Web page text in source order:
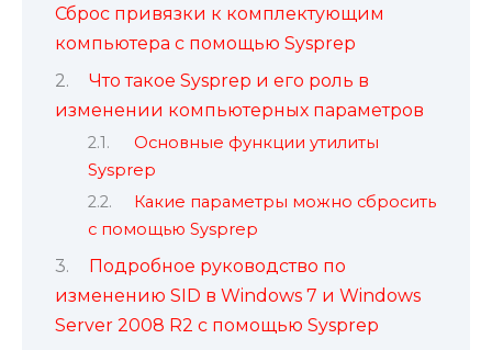
Сброс привязки к комплектующим
компьютера с помощью Sysprep
Что такое Sysprep и его роль в
изменении компьютерных параметров
Основные функции утилиты
Sysprep
Какие параметры можно сбросить
с помощью Sysprep
Подробное руководство по
изменению SID в Windows 7 и Windows
Server 2008 R2 с помощью Sysprep